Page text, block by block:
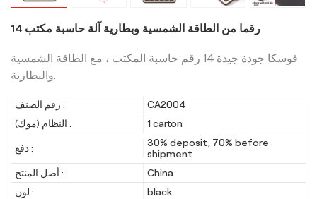
14 رقما من الطاقة الشمسية وبطارية آلة حاسبة مكتب
فوسكا جودة جيدة 14 رقم حاسبة المكتب ، مع الطاقة الشمسية
رقم الصنف :
CA2004
النظام (موك) :
1 carton
دفع :
30% deposit, 70% before
shipment
أصل المنتج :
China
لون :
black